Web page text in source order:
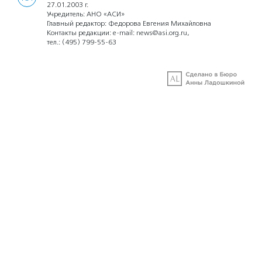
27.01.2003 г.
Учредитель: АНО «АСИ»
Главный редактор: Федорова Евгения Михайловна
Контакты редакции: e-mail: news@asi.org.ru,
тел.: (495) 799-55-63